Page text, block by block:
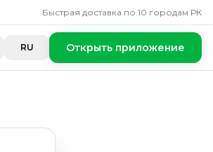
Быстрая доставка по 10 городам РК
RU Открыть приложение